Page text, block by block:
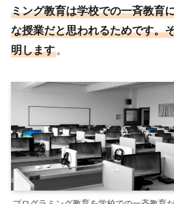
ミング教育は学校での一斉教育
な授業だと思われるためです。
明します。